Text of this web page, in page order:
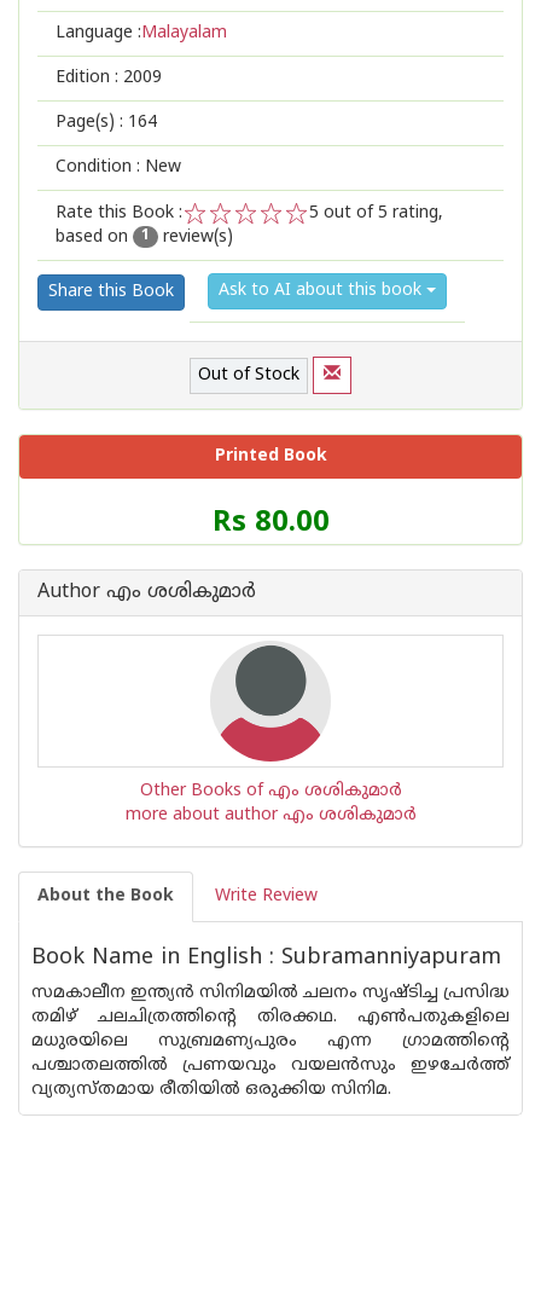
Language :Malayalam
Edition : 2009
Page(s) : 164
Condition : New
Rate this Book :
2
1
5 out of 5 rating,
based on
1 review(s)
Share this Book Ask to AI about this book
Out of Stock
Printed Book
Price
of
Book
is
Rs 80.00
Author എം ശശികുമാര്‍
Other Books of എം ശശികുമാര്‍
more about author എം ശശികുമാര്‍
About the Book Write Review
Book Name in English : Subramanniyapuram
സമകാലീന ഇന്ത്യന്‍ സിനിമയില്‍ ചലനം സൃഷ്ടിച്ച പ്രസിദ്ധ
തമിഴ് ചലചിത്രത്തിന്റെ തിരക്കഥ. എണ്‍പതുകളിലെ
മധുരയിലെ സുബ്രമണ്യപുരം എന്ന ഗ്രാമത്തിന്റെ
പശ്ചാതലത്തില്‍ പ്രണയവും വയലന്‍സും ഇഴചേര്‍ത്ത്
വ്യത്യസ്തമായ രീതിയില്‍ ഒരുക്കിയ സിനിമ.